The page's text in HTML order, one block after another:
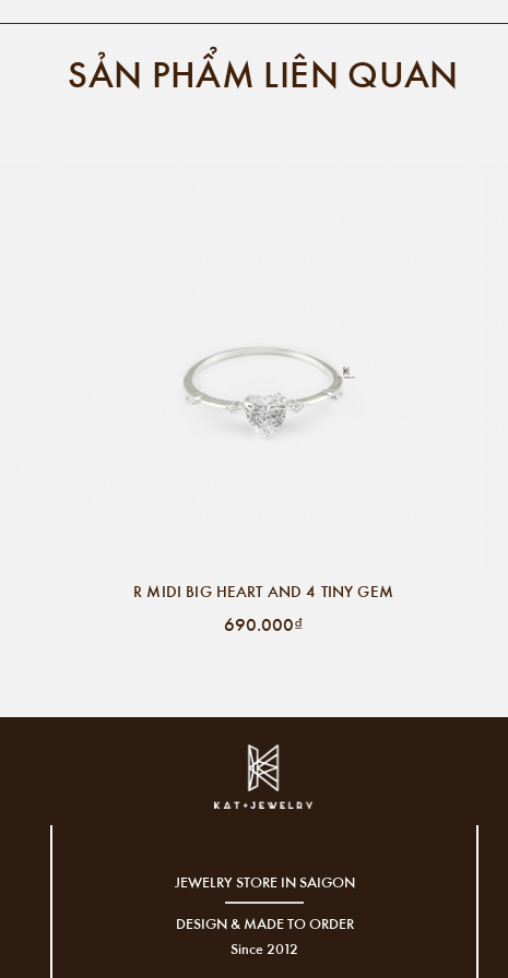
SẢN PHẨM LIÊN QUAN
R MIDI BIG HEART AND 4 TINY GEM
690.000₫
JEWELRY STORE IN SAIGON
DESIGN & MADE TO ORDER
Since 2012